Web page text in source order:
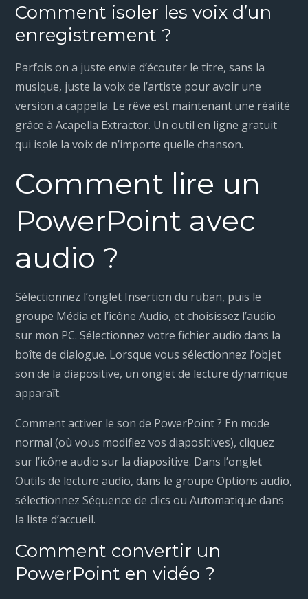
Comment isoler les voix d’un
enregistrement ?
Parfois on a juste envie d’écouter le titre, sans la
musique, juste la voix de l’artiste pour avoir une
version a cappella. Le rêve est maintenant une réalité
grâce à Acapella Extractor. Un outil en ligne gratuit
qui isole la voix de n’importe quelle chanson.
Comment lire un
PowerPoint avec
audio ?
Sélectionnez l’onglet Insertion du ruban, puis le
groupe Média et l’icône Audio, et choisissez l’audio
sur mon PC. Sélectionnez votre fichier audio dans la
boîte de dialogue. Lorsque vous sélectionnez l’objet
son de la diapositive, un onglet de lecture dynamique
apparaît.
Comment activer le son de PowerPoint ? En mode
normal (où vous modifiez vos diapositives), cliquez
sur l’icône audio sur la diapositive. Dans l’onglet
Outils de lecture audio, dans le groupe Options audio,
sélectionnez Séquence de clics ou Automatique dans
la liste d’accueil.
Comment convertir un
PowerPoint en vidéo ?